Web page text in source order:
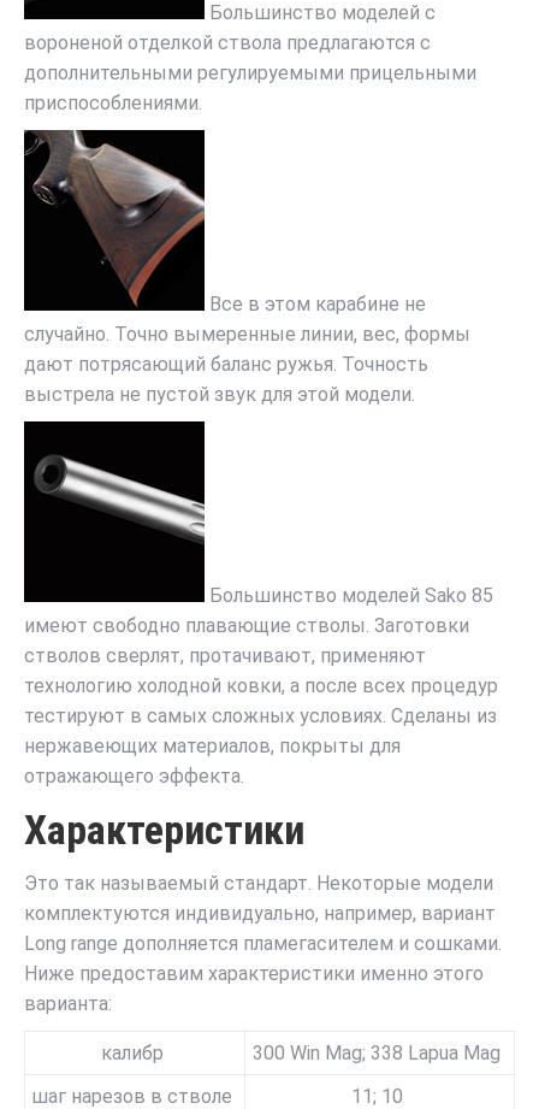
Большинство моделей с
вороненой отделкой ствола предлагаются с
дополнительными регулируемыми прицельными
приспособлениями.
Все в этом карабине не
случайно. Точно вымеренные линии, вес, формы
дают потрясающий баланс ружья. Точность
выстрела не пустой звук для этой модели.
Большинство моделей Sako 85
имеют свободно плавающие стволы. Заготовки
стволов сверлят, протачивают, применяют
технологию холодной ковки, а после всех процедур
тестируют в самых сложных условиях. Сделаны из
нержавеющих материалов, покрыты для
отражающего эффекта.
Характеристики
Это так называемый стандарт. Некоторые модели
комплектуются индивидуально, например, вариант
Long range дополняется пламегасителем и сошками.
Ниже предоставим характеристики именно этого
варианта:
калибр
300 Win Mag; 338 Lapua Mag
шаг нарезов в стволе
11; 10